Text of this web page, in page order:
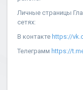
Личные страницы
сетях:
В контакте https://
Телеграмм https://